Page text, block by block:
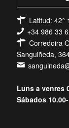
Latitud: 42°
+34 986 33
Corredoira
Sanguiñeda,
Luns a venres
Sábados